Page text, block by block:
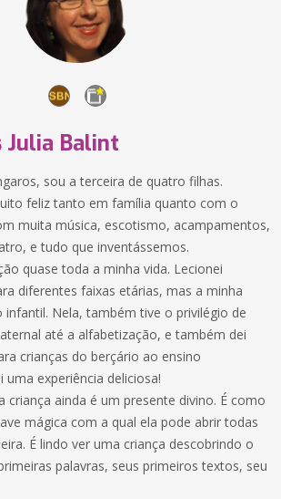
Julia Balint
sou a terceira de quatro filhas.
feliz tanto em família quanto com o
muita música, escotismo, acampamentos,
e tudo que inventássemos.
quase toda a minha vida. Lecionei
diferentes faixas etárias, mas a minha
infantil. Nela, também tive o privilégio de
até a alfabetização, e também dei
crianças do berçário ao ensino
experiência deliciosa!
criança ainda é um presente divino. É como
mágica com a qual ela pode abrir todas
É lindo ver uma criança descobrindo o
palavras, seus primeiros textos, seu